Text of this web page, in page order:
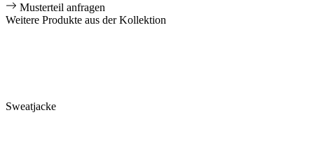
Musterteil anfragen
Weitere Produkte aus der Kollektion
Sweatjacke